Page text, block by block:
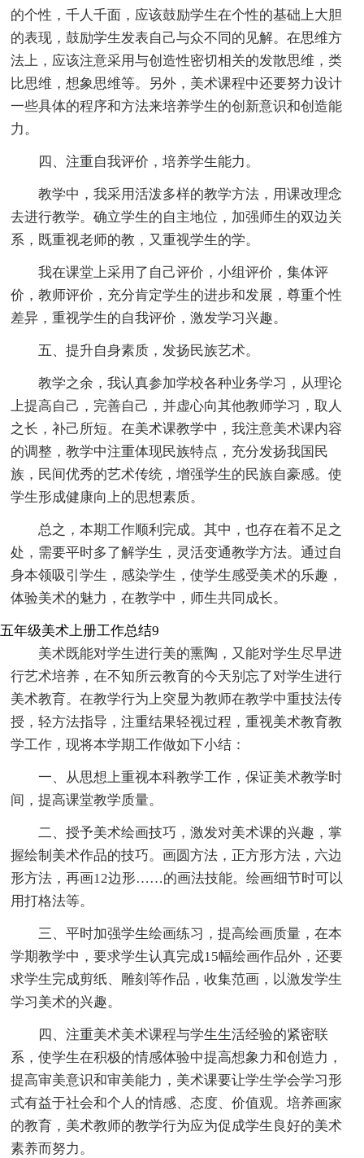
的个性，千人千面，应该鼓励学生在个性的基础上大胆
的表现，鼓励学生发表自己与众不同的见解。在思维方
法上，应该注意采用与创造性密切相关的发散思维，类
比思维，想象思维等。另外，美术课程中还要努力设计
一些具体的程序和方法来培养学生的创新意识和创造能
力。
四、注重自我评价，培养学生能力。
教学中，我采用活泼多样的教学方法，用课改理念
去进行教学。确立学生的自主地位，加强师生的双边关
系，既重视老师的教，又重视学生的学。
我在课堂上采用了自己评价，小组评价，集体评
价，教师评价，充分肯定学生的进步和发展，尊重个性
差异，重视学生的自我评价，激发学习兴趣。
五、提升自身素质，发扬民族艺术。
教学之余，我认真参加学校各种业务学习，从理论
上提高自己，完善自己，并虚心向其他教师学习，取人
之长，补己所短。在美术课教学中，我注意美术课内容
的调整，教学中注重体现民族特点，充分发扬我国民
族，民间优秀的艺术传统，增强学生的民族自豪感。使
学生形成健康向上的思想素质。
总之，本期工作顺利完成。其中，也存在着不足之
处，需要平时多了解学生，灵活变通教学方法。通过自
身本领吸引学生，感染学生，使学生感受美术的乐趣，
体验美术的魅力，在教学中，师生共同成长。
五年级美术上册工作总结9
美术既能对学生进行美的熏陶，又能对学生尽早进
行艺术培养，在不知所云教育的今天别忘了对学生进行
美术教育。在教学行为上突显为教师在教学中重技法传
授，轻方法指导，注重结果轻视过程，重视美术教育教
学工作，现将本学期工作做如下小结：
一、从思想上重视本科教学工作，保证美术教学时
间，提高课堂教学质量。
二、授予美术绘画技巧，激发对美术课的兴趣，掌
握绘制美术作品的技巧。画圆方法，正方形方法，六边
形方法，再画12边形……的画法技能。绘画细节时可以
用打格法等。
三、平时加强学生绘画练习，提高绘画质量，在本
学期教学中，要求学生认真完成15幅绘画作品外，还要
求学生完成剪纸、雕刻等作品，收集范画，以激发学生
学习美术的兴趣。
四、注重美术美术课程与学生生活经验的紧密联
系，使学生在积极的情感体验中提高想象力和创造力，
提高审美意识和审美能力，美术课要让学生学会学习形
式有益于社会和个人的情感、态度、价值观。培养画家
的教育，美术教师的教学行为应为促成学生良好的美术
素养而努力。